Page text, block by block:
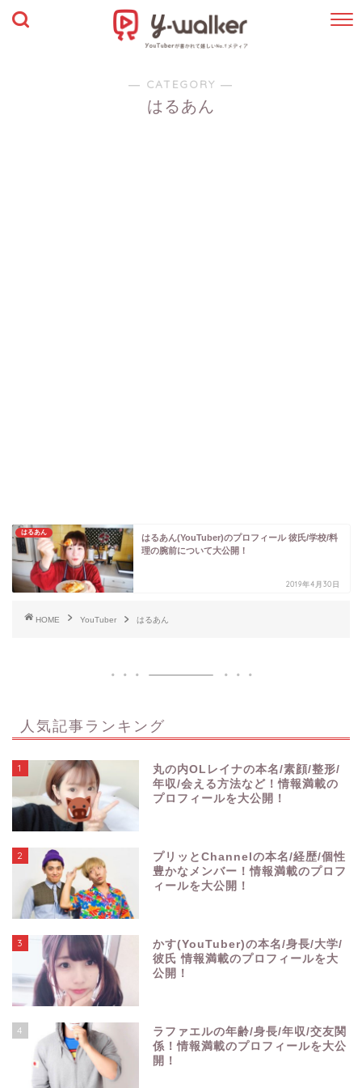
― CATEGORY ―
はるあん
はるあん
はるあん(YouTuber)のプロフィール 彼氏/学校/料
理の腕前について大公開！
2019年4月30日
HOME YouTuber はるあん
人気記事ランキング
1
丸の内OLレイナの本名/素顔/整形/
年収/会える方法など！情報満載の
プロフィールを大公開！
2
プリッとChannelの本名/経歴/個性
豊かなメンバー！情報満載のプロフ
ィールを大公開！
3
かす(YouTuber)の本名/身長/大学/
彼氏 情報満載のプロフィールを大
公開！
4
ラファエルの年齢/身長/年収/交友関
係！情報満載のプロフィールを大公
開！